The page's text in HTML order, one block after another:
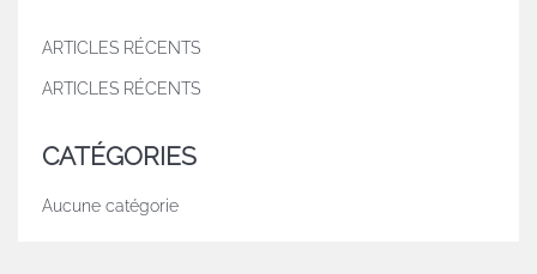
ARTICLES RÉCENTS
ARTICLES RÉCENTS
CATÉGORIES
Aucune catégorie